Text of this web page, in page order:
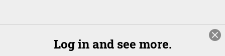
Log in and see more.